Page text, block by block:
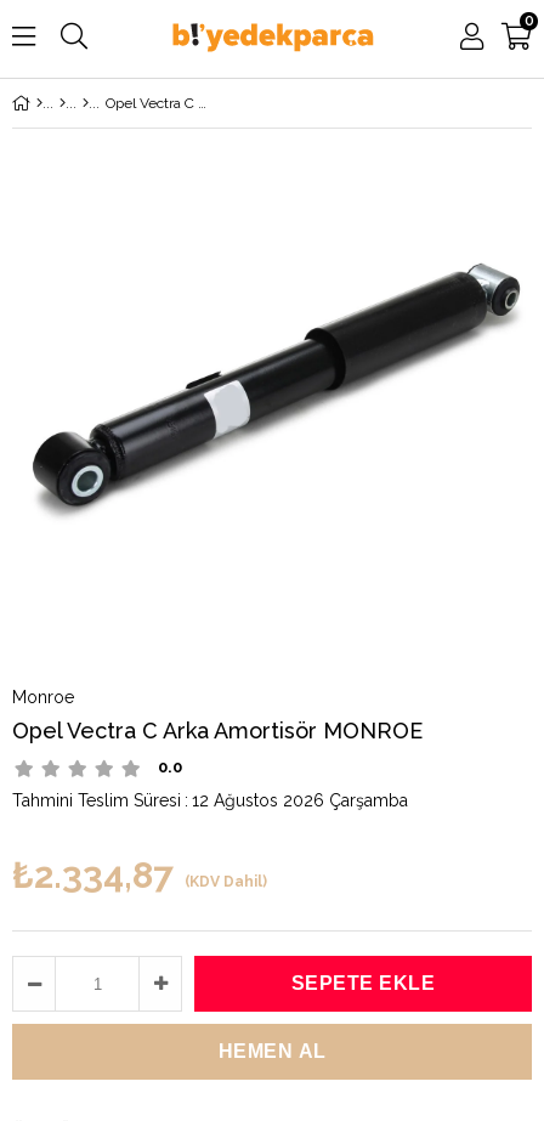
0
Opel Vectra C Arka Amortisör MONROE
Monroe
Opel Vectra C Arka Amortisör MONROE
0.0
Tahmini Teslim Süresi : 12 Ağustos 2026 Çarşamba
₺2.334,87 (KDV Dahil)